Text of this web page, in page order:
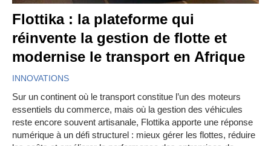
Flottika : la plateforme qui
réinvente la gestion de flotte et
modernise le transport en Afrique
INNOVATIONS
Sur un continent où le transport constitue l’un des moteurs
essentiels du commerce, mais où la gestion des véhicules
reste encore souvent artisanale, Flottika apporte une réponse
numérique à un défi structurel : mieux gérer les flottes, réduire